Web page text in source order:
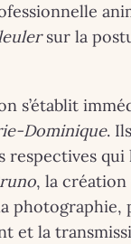
sur la
s’établit
Dominique.
respectives
, la création
photographie,
et la